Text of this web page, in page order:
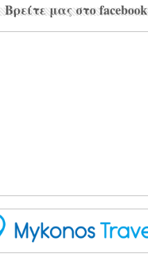
Βρείτε μας στο facebook